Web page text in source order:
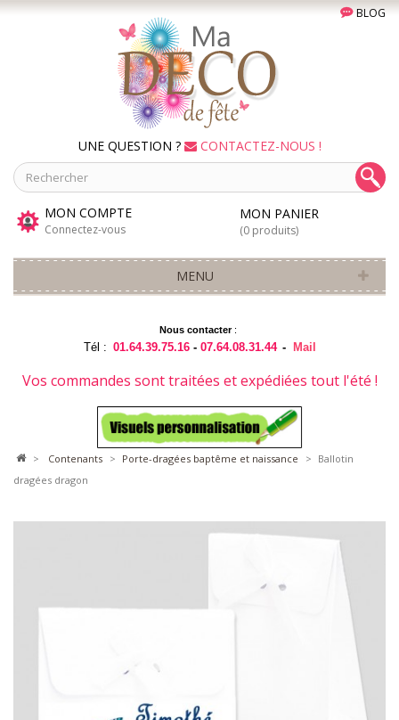
BLOG
UNE QUESTION ? CONTACTEZ-NOUS !
MON COMPTE
Connectez-vous
MON PANIER
(0 produits)
MENU
Nous contacter:
Tél : 01.64.39.75.16 -07.64.08.31.44 - Mail
Vos commandes sont traitées et expédiées tout l'été !
> contenants > porte-dragées baptême et naissance > Ballotin
dragées dragon